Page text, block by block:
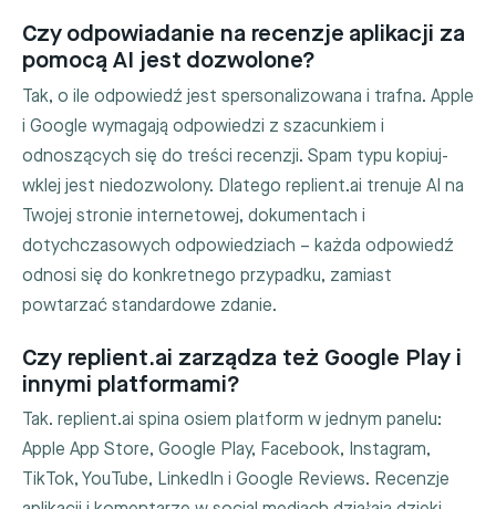
Czy odpowiadanie na recenzje aplikacji za
pomocą AI jest dozwolone?
Tak, o ile odpowiedź jest spersonalizowana i trafna. Apple
i Google wymagają odpowiedzi z szacunkiem i
odnoszących się do treści recenzji. Spam typu kopiuj-
wklej jest niedozwolony. Dlatego replient.ai trenuje AI na
Twojej stronie internetowej, dokumentach i
dotychczasowych odpowiedziach – każda odpowiedź
odnosi się do konkretnego przypadku, zamiast
powtarzać standardowe zdanie.
Czy replient.ai zarządza też Google Play i
innymi platformami?
Tak. replient.ai spina osiem platform w jednym panelu:
Apple App Store, Google Play, Facebook, Instagram,
TikTok, YouTube, LinkedIn i Google Reviews. Recenzje